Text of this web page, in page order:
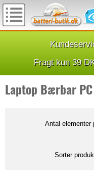
Fragt kun 39
Laptop Bærbar
Antal
Sorter